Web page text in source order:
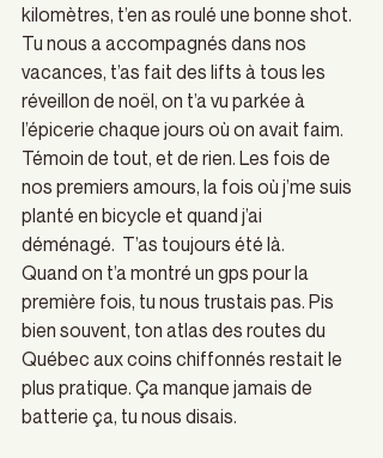
kilomètres, t’en as roulé une bonne shot.
Tu nous a accompagnés dans nos
vacances, t’as fait des lifts à tous les
réveillon de noël, on t’a vu parkée à
l’épicerie chaque jours où on avait faim.
Témoin de tout, et de rien. Les fois de
nos premiers amours, la fois où j’me suis
planté en bicycle et quand j’ai
déménagé.  T’as toujours été là.
Quand on t’a montré un gps pour la
première fois, tu nous trustais pas. Pis
bien souvent, ton atlas des routes du
Québec aux coins chiffonnés restait le
plus pratique. Ça manque jamais de
batterie ça, tu nous disais.